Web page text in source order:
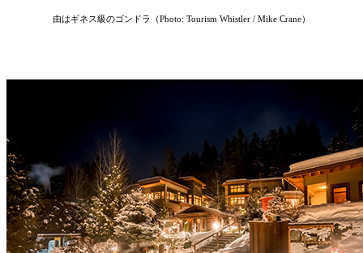
由はギネス級のゴンドラ（Photo: Tourism Whistler / Mike Crane）